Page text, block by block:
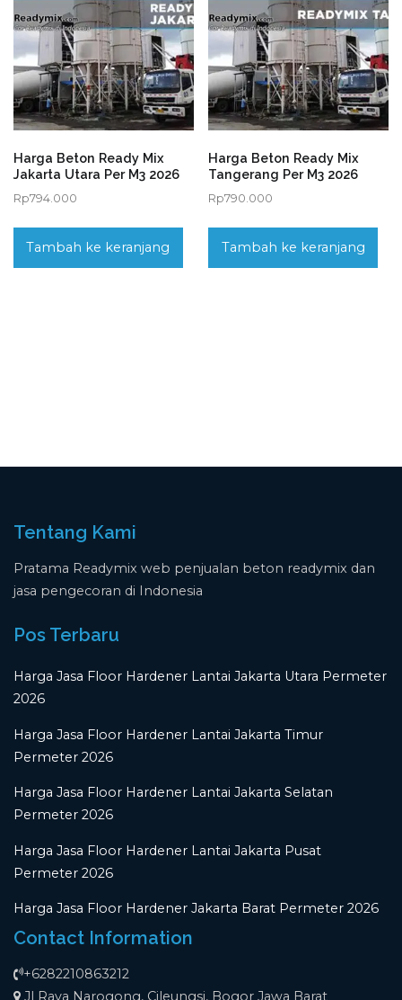
Harga Beton Ready Mix
Jakarta Utara Per M3 2026
Rp794.000
Tambah ke keranjang
Harga Beton Ready Mix
Tangerang Per M3 2026
Rp790.000
Tambah ke keranjang
Tentang Kami
Pratama Readymix web penjualan beton readymix dan
jasa pengecoran di Indonesia
Pos Terbaru
Harga Jasa Floor Hardener Lantai Jakarta Utara Permeter
2026
Harga Jasa Floor Hardener Lantai Jakarta Timur
Permeter 2026
Harga Jasa Floor Hardener Lantai Jakarta Selatan
Permeter 2026
Harga Jasa Floor Hardener Lantai Jakarta Pusat
Permeter 2026
Harga Jasa Floor Hardener Jakarta Barat Permeter 2026
Contact Information
+6282210863212
Jl Raya Narogong, Cileungsi, Bogor Jawa Barat